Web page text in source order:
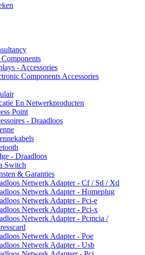
- Accessories
Components Accessories
En Netwerkproducten
Point
- Draadloos
- Draadloos
Switch
& Garanties
Netwerk Adapter - Cf / Sd / Xd
Netwerk Adapter - Homeplug
Netwerk Adapter - Pci-e
Netwerk Adapter - Pci-x
Netwerk Adapter - Pcmcia /
Netwerk Adapter - Poe
Netwerk Adapter - Usb